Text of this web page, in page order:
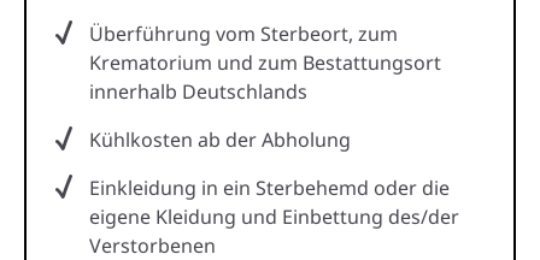
Überführung vom Sterbeort, zum
Krematorium und zum Bestattungsort
innerhalb Deutschlands
Kühlkosten ab der Abholung
Einkleidung in ein Sterbehemd oder die
eigene Kleidung und Einbettung des/der
Verstorbenen